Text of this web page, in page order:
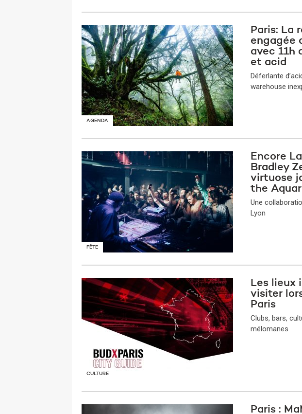
AGENDA
Paris: La
engagée
avec 11h
et acid
Déferlante
warehouse
FÊTE
Encore
Bradley
virtuose
the
Une
Lyon
CULTURE
Les lieux
visiter
Paris
Clubs, bars,
mélomanes
Paris :